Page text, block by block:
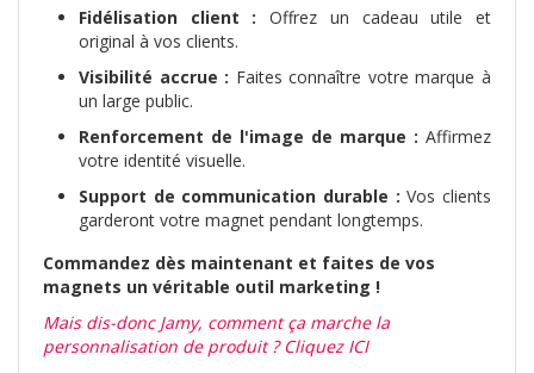
Fidélisation client : Offrez un cadeau utile et
original à vos clients.
Visibilité accrue : Faites connaître votre marque à
un large public.
Renforcement de l'image de marque : Affirmez
votre identité visuelle.
Support de communication durable : Vos clients
garderont votre magnet pendant longtemps.
Commandez dès maintenant et faites de vos
magnets un véritable outil marketing !
Mais dis-donc Jamy, comment ça marche la
personnalisation de produit ? Cliquez ICI